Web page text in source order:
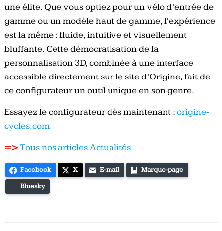
une élite. Que vous optiez pour un vélo d’entrée de
gamme ou un modèle haut de gamme, l’expérience
est la même : fluide, intuitive et visuellement
bluffante. Cette démocratisation de la
personnalisation 3D, combinée à une interface
accessible directement sur le site d’Origine, fait de
ce configurateur un outil unique en son genre.
Essayez le configurateur dès maintenant :origine-
cycles.com
=>Tous nos articles Actualités
Facebook X E-mail Marque-page
Bluesky